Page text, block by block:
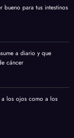
bueno para tus intestinos
a diario y que
cáncer
a los ojos como a los